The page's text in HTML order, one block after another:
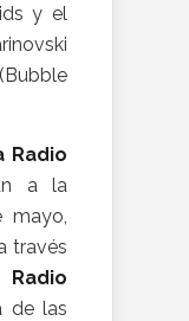
y el
Radio
a la
través
Radio
de las